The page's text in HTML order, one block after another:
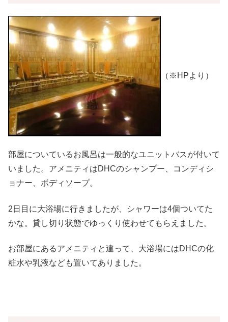
（※HPより）
部屋についているお風呂は一般的なユニットバスが付いて
いました。アメニティはDHCのシャンプー、コンディシ
ョナー、ボディソープ。
2日目に大浴場に行きましたが、シャワーは4個ついてた
かな。貸し切り状態でゆっくり使わせてもらえました。
お部屋にあるアメニティと違って、大浴場にはDHCの化
粧水や乳液なども置いてありました。